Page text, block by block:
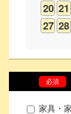
必須
家具・